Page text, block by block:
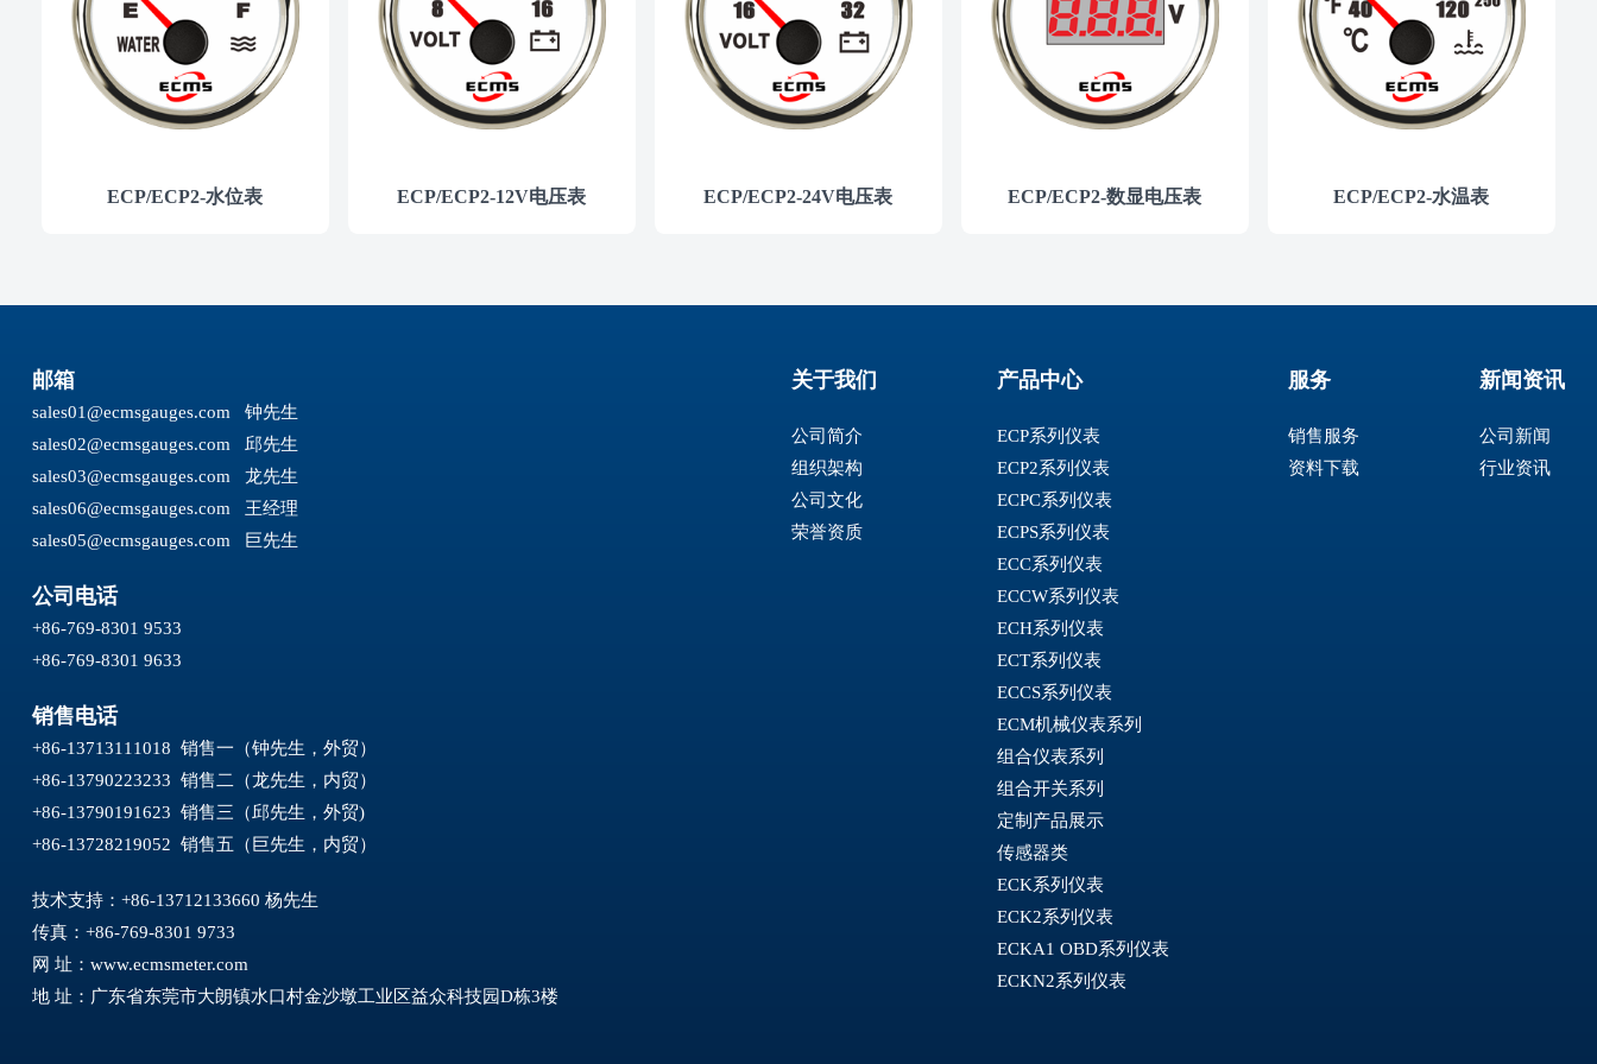
ECP/ECP2-水位表 ECP/ECP2-12V电压表 ECP/ECP2-24V电压表 ECP/ECP2-数显电压表 ECP/ECP2-水温表
邮箱
sales01@ecmsgauges.com 钟先生
sales02@ecmsgauges.com 邱先生
sales03@ecmsgauges.com 龙先生
sales06@ecmsgauges.com 王经理
sales05@ecmsgauges.com 巨先生
公司电话
+86-769-8301 9533
+86-769-8301 9633
销售电话
+86-13713111018 销售一（钟先生，外贸）
+86-13790223233 销售二（龙先生，内贸）
+86-13790191623 销售三（邱先生，外贸)
+86-13728219052 销售五（巨先生，内贸）
技术支持：+86-13712133660 杨先生
传真：+86-769-8301 9733
网 址： www.ecmsmeter.com
地 址：广东省东莞市大朗镇水口村金沙墩工业区益众科技园D栋3楼
关于我们
公司简介
组织架构
公司文化
荣誉资质
产品中心
ECP系列仪表
ECP2系列仪表
ECPC系列仪表
ECPS系列仪表
ECC系列仪表
ECCW系列仪表
ECH系列仪表
ECT系列仪表
ECCS系列仪表
ECM机械仪表系列
组合仪表系列
组合开关系列
定制产品展示
传感器类
ECK系列仪表
ECK2系列仪表
ECKA1 OBD系列仪表
ECKN2系列仪表
服务
销售服务
资料下载
新闻资讯
公司新闻
行业资讯